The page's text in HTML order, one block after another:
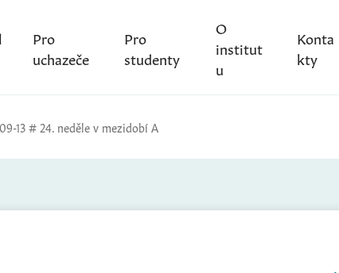
Pro
uchazeče
Pro
studenty
O
institut
u
Konta
kty
13 # 24. neděle v mezidobí A